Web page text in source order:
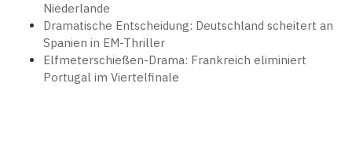
Niederlande
Dramatische Entscheidung: Deutschland scheitert an
Spanien in EM-Thriller
Elfmeterschießen-Drama: Frankreich eliminiert
Portugal im Viertelfinale